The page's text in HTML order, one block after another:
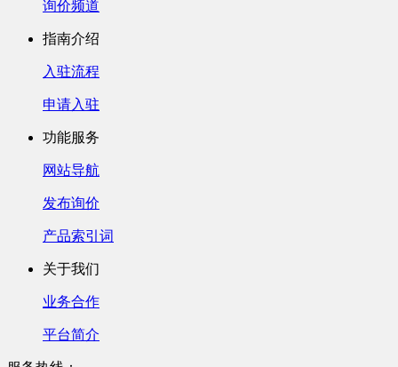
询价频道
指南介绍
入驻流程
申请入驻
功能服务
网站导航
发布询价
产品索引词
关于我们
业务合作
平台简介